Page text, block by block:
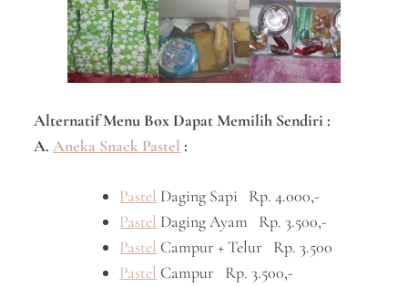
Alternatif Menu Box Dapat Memilih Sendiri :
A.Aneka Snack Pastel :
Pastel Daging Sapi Rp. 4.000,-
Pastel Daging Ayam Rp. 3.500,-
Pastel Campur + Telur Rp. 3.500
Pastel Campur Rp. 3.500,-